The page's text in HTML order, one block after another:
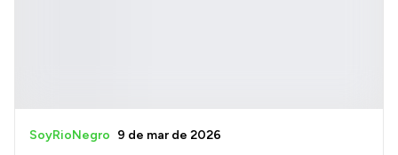
SoyRioNegro 9 de mar de 2026